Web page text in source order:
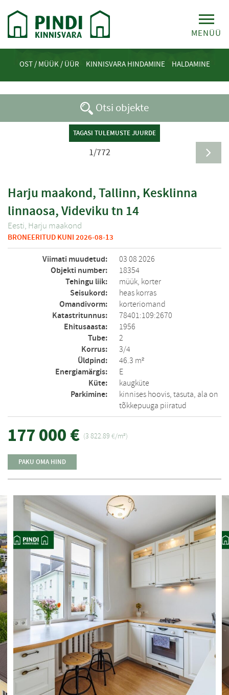
MENÜÜ
OST / MÜÜK / ÜÜR KINNISVARA HINDAMINE HALDAMINE
Otsi objekte
TAGASI TULEMUSTE JUURDE
1/772
Harju maakond, Tallinn, Kesklinna
linnaosa, Videviku tn 14
Eesti, Harju maakond
BRONEERITUD KUNI 2026-08-13
Viimati muudetud: 03 08 2026
Objekti number: 18354
Tehingu liik: müük, korter
Seisukord: heas korras
Omandivorm: korteriomand
Katastritunnus: 78401:109:2670
Ehitusaasta: 1956
Tube: 2
Korrus: 3/4
Üldpind: 46.3 m²
Energiamärgis: E
Küte: kaugküte
Parkimine:
kinnises hoovis, tasuta, ala on
tõkkepuuga piiratud
177 000 € (3 822.89 €/m²)
PAKU OMA HIND